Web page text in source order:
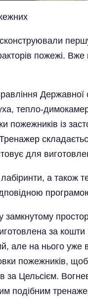
пожежі. Вже
Державної
тепло-
пожежників із
для
а також
замкнутому
за
але на нього уже
пожежників,
за Цельсієм.
подібним